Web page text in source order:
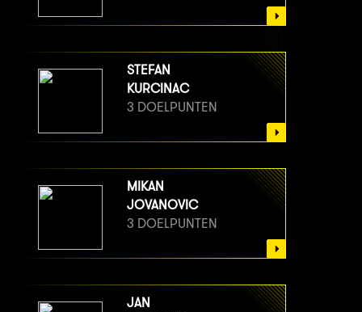
STEFAN
KURCINAC
3 DOELPUNTEN
MIKAN
JOVANOVIC
3 DOELPUNTEN
JAN